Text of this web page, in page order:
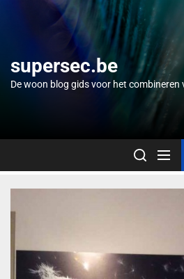
supersec.be
De woon blog gids voor het combineren